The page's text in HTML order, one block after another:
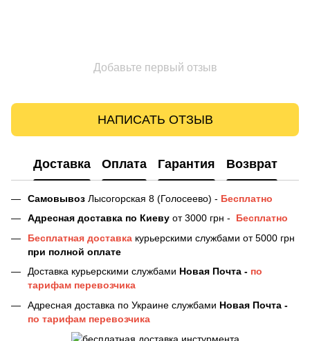
Добавьте первый отзыв
НАПИСАТЬ ОТЗЫВ
Доставка Оплата Гарантия Возврат
Самовывоз Лысогорская 8 (Голосеево) - Бесплатно
Адресная доставка по Киеву от 3000 грн -
Бесплатно
Бесплатная доставка курьерскими службами от 5000 грн
при полной оплате
Доставка курьерскими службами Новая Почта - по
тарифам перевозчика
Адресная доставка по Украине службами Новая Почта -
по тарифам перевозчика